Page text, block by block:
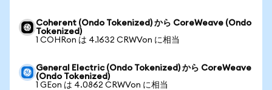
Coherent (Ondo Tokenized) から CoreWeave (Ondo
Tokenized)
1 COHRon は 4.1632 CRWVon に相当
General Electric (Ondo Tokenized) から CoreWeave
(Ondo Tokenized)
1 GEon は 4.0862 CRWVon に相当